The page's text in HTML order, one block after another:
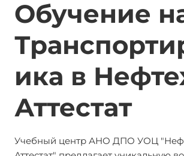
Обучение
ика в
Аттестат
Учебный центр АНО ДПО УОЦ